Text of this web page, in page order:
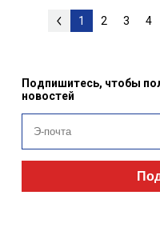
1 2 3 4
Подпишитесь, чтобы
новостей